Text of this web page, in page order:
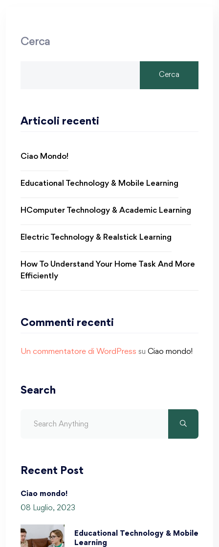
Cerca
Cerca
Articoli recenti
Ciao Mondo!
Educational Technology & Mobile Learning
HComputer Technology & Academic Learning
Electric Technology & Realstick Learning
How To Understand Your Home Task And More
Efficiently
Commenti recenti
Un commentatore di WordPress su Ciao mondo!
Search
Recent Post
Ciao mondo!
08 Luglio, 2023
Educational Technology & Mobile
Learning